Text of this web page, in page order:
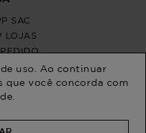
uso. Ao continuar
que você concorda com